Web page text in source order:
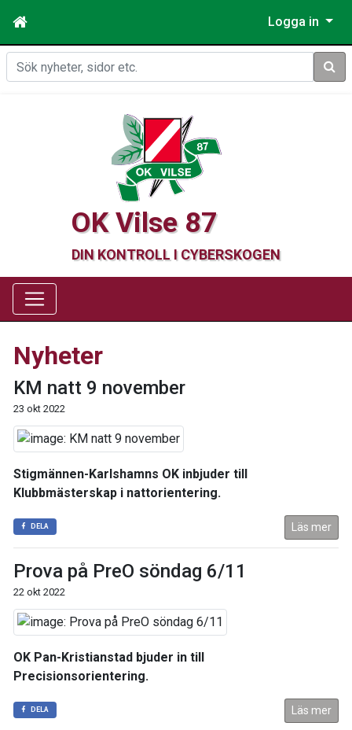
Logga in
Sök
OK Vilse 87
DIN KONTROLL I CYBERSKOGEN
Nyheter
KM natt 9 november
23 okt 2022
Stigmännen-Karlshamns OK inbjuder till
Klubbmästerskap i nattorientering.
DELA Läs mer
Prova på PreO söndag 6/11
22 okt 2022
OK Pan-Kristianstad bjuder in till
Precisionsorientering.
DELA Läs mer